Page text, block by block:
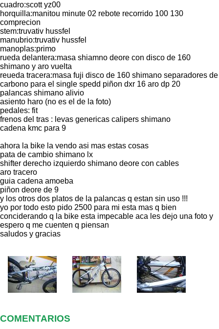
cuadro:scott yz00
horquilla:manitou minute 02 rebote recorrido 100 130
comprecion
stem:truvativ hussfel
manubrio:truvativ hussfel
manoplas:primo
rueda delantera:masa shiamno deore con disco de 160
shimano y aro vuelta
reueda tracera:masa fuji disco de 160 shimano separadores de
carbono para el single spedd piñon dxr 16 aro dp 20
palancas shimano alivio
asiento haro (no es el de la foto)
pedales: fit
frenos del tras : levas genericas calipers shimano
cadena kmc para 9
ahora la bike la vendo asi mas estas cosas
pata de cambio shimano lx
shifter derecho izquierdo shimano deore con cables
aro tracero
guia cadena amoeba
piñon deore de 9
y los otros dos platos de la palancas q estan sin uso !!!
yo por todo esto pido 2500 para mi esta mas q bien
conciderando q la bike esta impecable aca les dejo una foto y
espero q me cuenten q piensan
saludos y gracias
COMENTARIOS